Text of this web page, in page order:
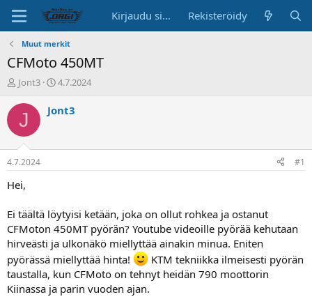
Kirjaudu sisään Rekisteröidy
Muut merkit
CFMoto 450MT
K
s
s
t
e
l
a
l
o
i
t
t
a
Jont3
A
o
p
ä
4.7.2024
J Jont3
4.7.2024 #1
Hei,
Ei täältä löytyisi ketään, joka on ollut rohkea ja ostanut
CFMoton 450MT pyörän? Youtube videoille pyörää kehutaan
hirveästi ja ulkonäkö miellyttää ainakin minua. Eniten
pyörässä miellyttää hinta!
KTM tekniikka ilmeisesti pyörän
taustalla, kun CFMoto on tehnyt heidän 790 moottorin
Kiinassa ja parin vuoden ajan.